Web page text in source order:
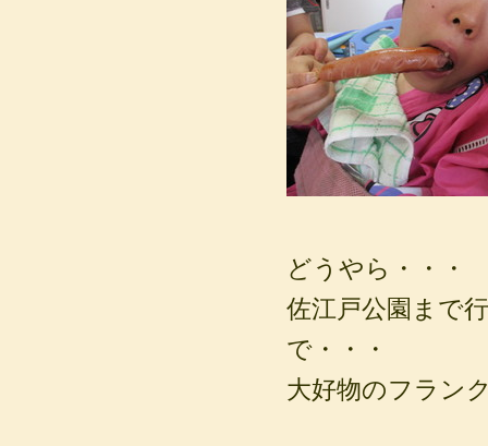
どうやら・・・
佐江戸公園まで
で・・・
大好物のフラン